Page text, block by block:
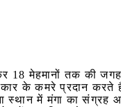
मेहमानों तक की जगह
के कमरे प्रदान
स्थान में मंगा का